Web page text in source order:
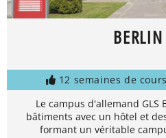
12 semaines de
Le campus d'allemand GLS
bâtiments avec un hôtel et
formant un véritable